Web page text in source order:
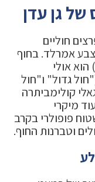
של גן עדן
חוליים
אמרלד. בחוף
הצפוני, קולימביתרה (Kolymbithra) הוא אולי
גדול" ו"חול
קולימביתרה
מיקרי
פופולרי בקרב
וטברנות החוף.